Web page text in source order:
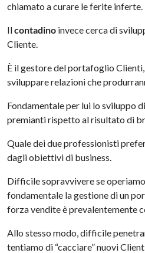
chiamato a curare le ferite inferte.
Ilcontadino invece cerca di
Cliente.
È il gestore del portafoglio Clienti,
sviluppare relazioni che
Fondamentale per lui lo sviluppo
premianti rispetto al risultato di
Quale dei due professionisti
dagli obiettivi di business.
Difficile sopravvivere se
fondamentale la gestione di un
forza vendite è prevalentemente
Allo stesso modo, difficile
tentiamo di “cacciare” nuovi